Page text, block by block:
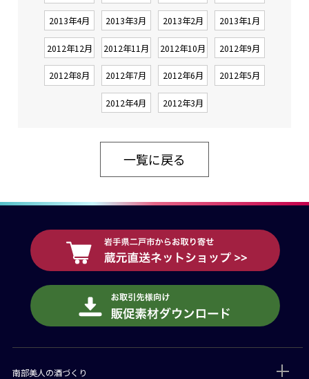
2013年4月 2013年3月 2013年2月 2013年1月
2012年12月 2012年11月 2012年10月 2012年9月
2012年8月 2012年7月 2012年6月 2012年5月
2012年4月 2012年3月
一覧に戻る
南部美人の酒づくり